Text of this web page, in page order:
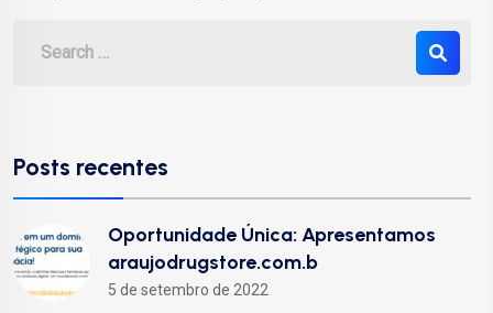
Posts recentes
Oportunidade Única: Apresentamos
araujodrugstore.com.b
5 de setembro de 2022